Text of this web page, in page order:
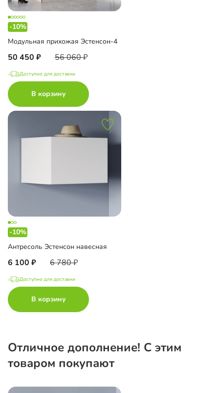
-10%
Модульная прихожая Эстенсон-4
50 450 56 060
Доступно для доставки
В корзину
-10%
Антресоль Эстенсон навесная
6 100 6 780
Доступно для доставки
В корзину
Отличное дополнение! С этим
товаром покупают